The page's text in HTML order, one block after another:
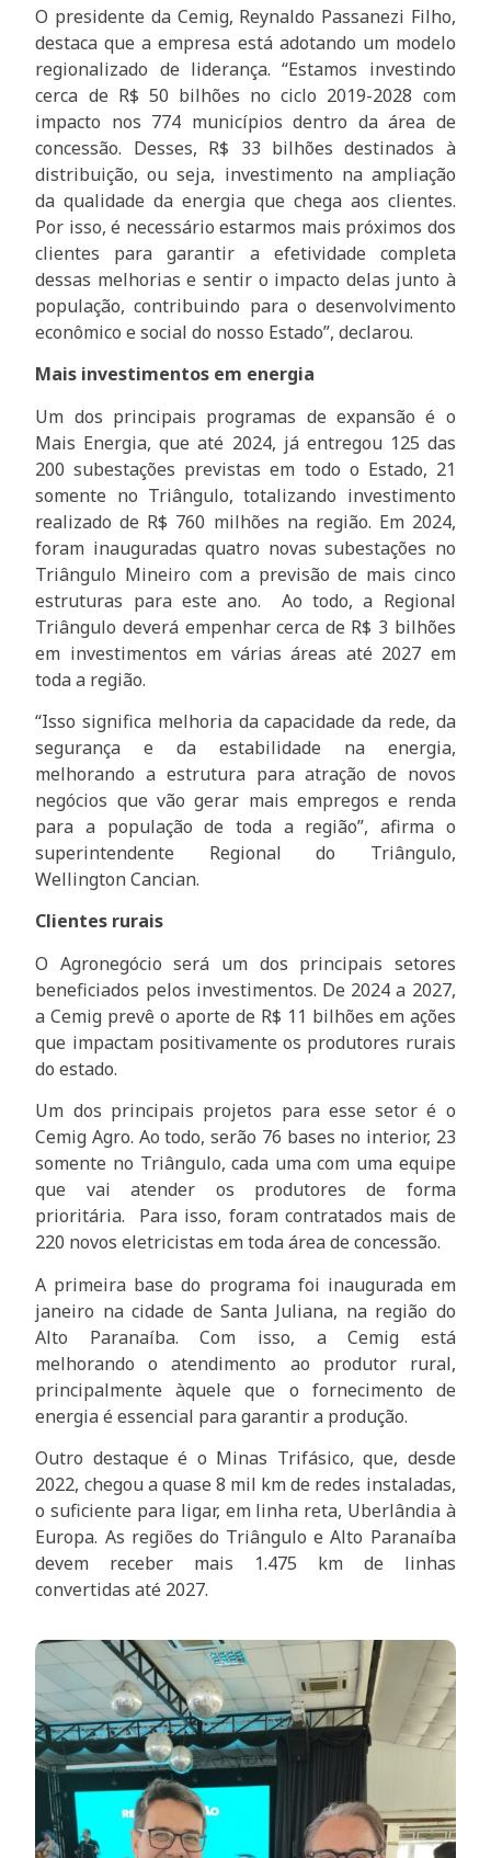
O presidente da Cemig, Reynaldo Passanezi Filho,
destaca que a empresa está adotando um modelo
regionalizado de liderança. “Estamos investindo
cerca de R$ 50 bilhões no ciclo 2019-2028 com
impacto nos 774 municípios dentro da área de
concessão. Desses, R$ 33 bilhões destinados à
distribuição, ou seja, investimento na ampliação
da qualidade da energia que chega aos clientes.
Por isso, é necessário estarmos mais próximos dos
clientes para garantir a efetividade completa
dessas melhorias e sentir o impacto delas junto à
população, contribuindo para o desenvolvimento
econômico e social do nosso Estado”, declarou.
Mais investimentos em energia
Um dos principais programas de expansão é o
Mais Energia, que até 2024, já entregou 125 das
200 subestações previstas em todo o Estado, 21
somente no Triângulo, totalizando investimento
realizado de R$ 760 milhões na região. Em 2024,
foram inauguradas quatro novas subestações no
Triângulo Mineiro com a previsão de mais cinco
estruturas para este ano. Ao todo, a Regional
Triângulo deverá empenhar cerca de R$ 3 bilhões
em investimentos em várias áreas até 2027 em
toda a região.
“Isso significa melhoria da capacidade da rede, da
segurança e da estabilidade na energia,
melhorando a estrutura para atração de novos
negócios que vão gerar mais empregos e renda
para a população de toda a região”, afirma o
superintendente Regional do Triângulo,
Wellington Cancian.
Clientes rurais
O Agronegócio será um dos principais setores
beneficiados pelos investimentos. De 2024 a 2027,
a Cemig prevê o aporte de R$ 11 bilhões em ações
que impactam positivamente os produtores rurais
do estado.
Um dos principais projetos para esse setor é o
Cemig Agro. Ao todo, serão 76 bases no interior, 23
somente no Triângulo, cada uma com uma equipe
que vai atender os produtores de forma
prioritária. Para isso, foram contratados mais de
220 novos eletricistas em toda área de concessão.
A primeira base do programa foi inaugurada em
janeiro na cidade de Santa Juliana, na região do
Alto Paranaíba. Com isso, a Cemig está
melhorando o atendimento ao produtor rural,
principalmente àquele que o fornecimento de
energia é essencial para garantir a produção.
Outro destaque é o Minas Trifásico, que, desde
2022, chegou a quase 8 mil km de redes instaladas,
o suficiente para ligar, em linha reta, Uberlândia à
Europa. As regiões do Triângulo e Alto Paranaíba
devem receber mais 1.475 km de linhas
convertidas até 2027.